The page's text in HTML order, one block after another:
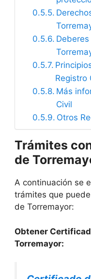
Registro
Más
Civil
Otros
Trámites
de
A continuación se
trámites que
de Torremayor:
Obtener
Torremayor: